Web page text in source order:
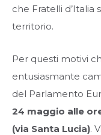
che Fratelli
territorio.
Per questi motivi
entusiasmante
del Parlamento
24 maggio alle
(via Santa Lucia).